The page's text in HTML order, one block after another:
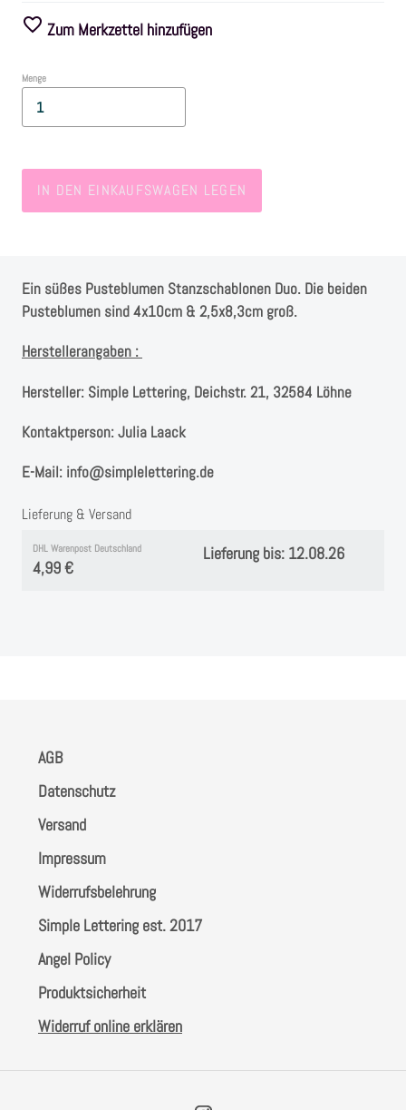
Frühling/Ostern
Maritim/Sommer
Weihnachten
Instagram
Kranzliebe
Zum Merkzettel hinzufügen
Menge
IN DEN EINKAUFSWAGEN LEGEN
Ein süßes Pusteblumen Stanzschablonen Duo. Die beiden
Pusteblumen sind 4x10cm & 2,5x8,3cm groß.
Herstellerangaben :
Hersteller: Simple Lettering, Deichstr. 21, 32584 Löhne
Kontaktperson:Julia Laack
E-Mail: info@simplelettering.de
Lieferung & Versand
DHL Warenpost Deutschland
4,99 €
Lieferung bis: 12.08.26
AGB
Datenschutz
Versand
Impressum
Widerrufsbelehrung
Simple Lettering est. 2017
Angel Policy
Produktsicherheit
Widerruf online erklären